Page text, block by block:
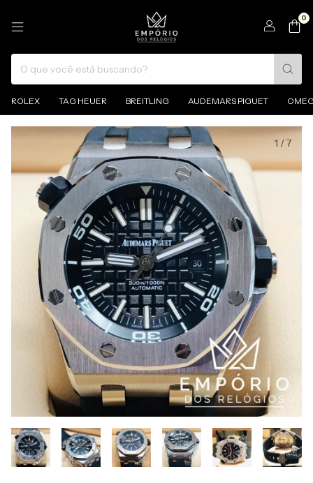
0
ROLEX TAG HEUER BREITLING AUDEMARS PIGUET
1 /7